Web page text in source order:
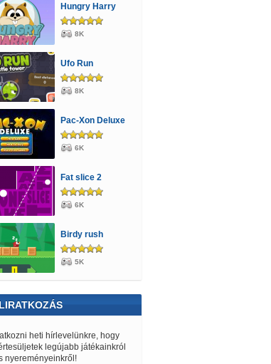
Hungry Harry
8K
Ufo Run
8K
Pac-Xon Deluxe
6K
Fat slice 2
6K
Birdy rush
5K
heti hírlevelünkre, hogy
legújabb játékainkról
nyereményeinkről!